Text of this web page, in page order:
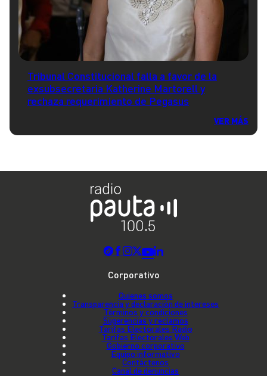
Tribunal Constitucional falla a favor de la
exsubsecretaria Katherine Martorell y
rechaza requerimiento de Pegasus
VER MÁS
Corporativo
Quienes somos
Transparencia y declaración de intereses
Términos y condiciones
Sugerencias y reclamos
Tarifas Electorales Radio
Tarifas Electorales Web
Gobierno corporativo
Equipo informativo
Contáctenos
Canal de denuncias